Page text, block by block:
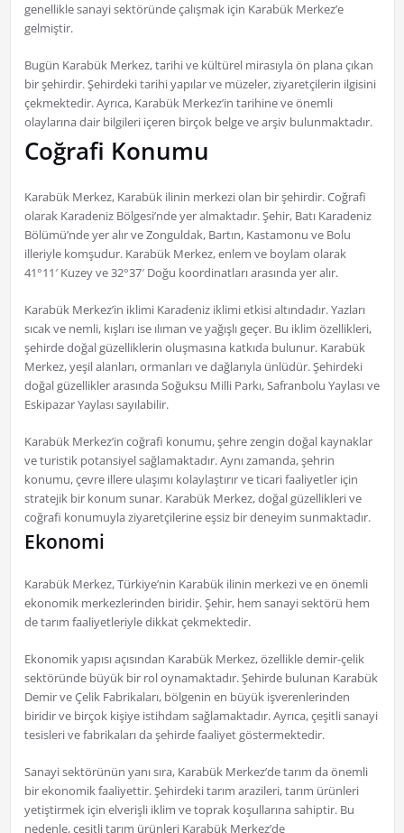
genellikle sanayi sektöründe çalışmak için Karabük Merkez’e
gelmiştir.
Bugün Karabük Merkez, tarihi ve kültürel mirasıyla ön plana çıkan
bir şehirdir. Şehirdeki tarihi yapılar ve müzeler, ziyaretçilerin ilgisini
çekmektedir. Ayrıca, Karabük Merkez’in tarihine ve önemli
olaylarına dair bilgileri içeren birçok belge ve arşiv bulunmaktadır.
Coğrafi Konumu
Karabük Merkez, Karabük ilinin merkezi olan bir şehirdir. Coğrafi
olarak Karadeniz Bölgesi’nde yer almaktadır. Şehir, Batı Karadeniz
Bölümü’nde yer alır ve Zonguldak, Bartın, Kastamonu ve Bolu
illeriyle komşudur. Karabük Merkez, enlem ve boylam olarak
41°11′ Kuzey ve 32°37′ Doğu koordinatları arasında yer alır.
Karabük Merkez’in iklimi Karadeniz iklimi etkisi altındadır. Yazları
sıcak ve nemli, kışları ise ılıman ve yağışlı geçer. Bu iklim özellikleri,
şehirde doğal güzelliklerin oluşmasına katkıda bulunur. Karabük
Merkez, yeşil alanları, ormanları ve dağlarıyla ünlüdür. Şehirdeki
doğal güzellikler arasında Soğuksu Milli Parkı, Safranbolu Yaylası ve
Eskipazar Yaylası sayılabilir.
Karabük Merkez’in coğrafi konumu, şehre zengin doğal kaynaklar
ve turistik potansiyel sağlamaktadır. Aynı zamanda, şehrin
konumu, çevre illere ulaşımı kolaylaştırır ve ticari faaliyetler için
stratejik bir konum sunar. Karabük Merkez, doğal güzellikleri ve
coğrafi konumuyla ziyaretçilerine eşsiz bir deneyim sunmaktadır.
Ekonomi
Karabük Merkez, Türkiye’nin Karabük ilinin merkezi ve en önemli
ekonomik merkezlerinden biridir. Şehir, hem sanayi sektörü hem
de tarım faaliyetleriyle dikkat çekmektedir.
Ekonomik yapısı açısından Karabük Merkez, özellikle demir-çelik
sektöründe büyük bir rol oynamaktadır. Şehirde bulunan Karabük
Demir ve Çelik Fabrikaları, bölgenin en büyük işverenlerinden
biridir ve birçok kişiye istihdam sağlamaktadır. Ayrıca, çeşitli sanayi
tesisleri ve fabrikaları da şehirde faaliyet göstermektedir.
Sanayi sektörünün yanı sıra, Karabük Merkez’de tarım da önemli
bir ekonomik faaliyettir. Şehirdeki tarım arazileri, tarım ürünleri
yetiştirmek için elverişli iklim ve toprak koşullarına sahiptir. Bu
nedenle, çeşitli tarım ürünleri Karabük Merkez’de